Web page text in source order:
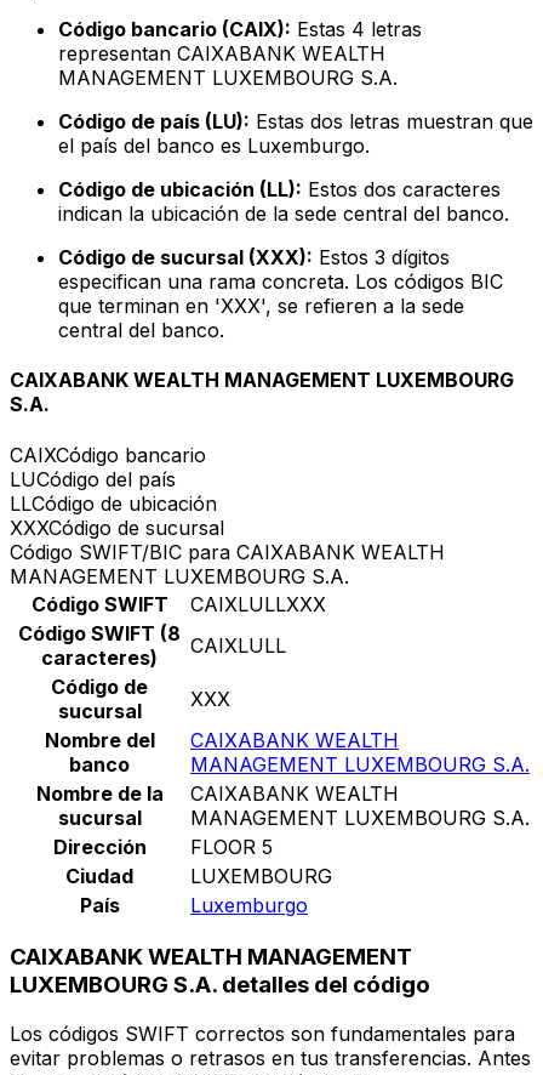
Código bancario (CAIX): Estas 4 letras
representan CAIXABANK WEALTH
MANAGEMENT LUXEMBOURG S.A.
Código de país (LU): Estas dos letras muestran que
el país del banco es Luxemburgo.
Código de ubicación (LL): Estos dos caracteres
indican la ubicación de la sede central del banco.
Código de sucursal (XXX): Estos 3 dígitos
especifican una rama concreta. Los códigos BIC
que terminan en 'XXX', se refieren a la sede
central del banco.
CAIXABANK WEALTH MANAGEMENT LUXEMBOURG
S.A.
CAIXCódigo bancario
LUCódigo del país
LLCódigo de ubicación
XXXCódigo de sucursal
Código SWIFT/BIC para CAIXABANK WEALTH
MANAGEMENT LUXEMBOURG S.A.
Código SWIFT
CAIXLULLXXX
Código SWIFT (8
caracteres)
CAIXLULL
Código de
sucursal
XXX
Nombre del
banco
CAIXABANK WEALTH
MANAGEMENT LUXEMBOURG S.A.
Nombre de la
sucursal
CAIXABANK WEALTH
MANAGEMENT LUXEMBOURG S.A.
Dirección
FLOOR 5
Ciudad
LUXEMBOURG
País
Luxemburgo
CAIXABANK WEALTH MANAGEMENT
LUXEMBOURG S.A. detalles del código
Los códigos SWIFT correctos son fundamentales para
evitar problemas o retrasos en tus transferencias. Antes